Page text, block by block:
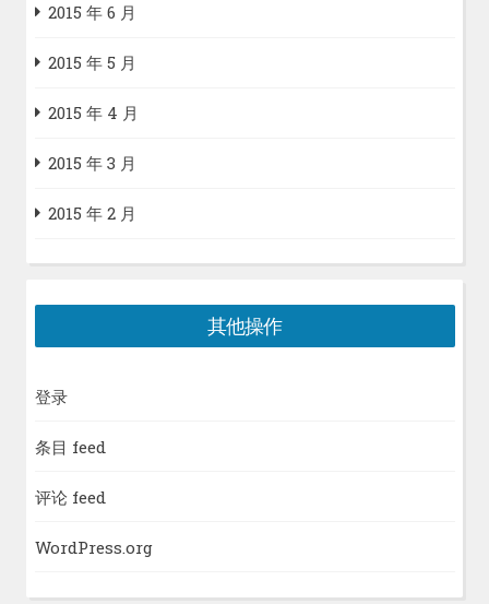
2015 年 6 月
2015 年 5 月
2015 年 4 月
2015 年 3 月
2015 年 2 月
其他操作
登录
条目 feed
评论 feed
WordPress.org